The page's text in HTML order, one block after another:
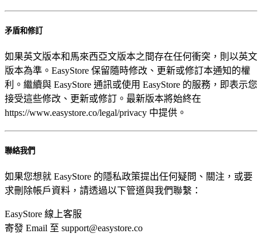
矛盾和修訂
如果英文版本和馬來西亞文版本之間存在任何衝突，則以英文
版本為準。EasyStore 保留隨時修改、更新或修訂本通知的權
利。繼續與 EasyStore 通訊或使用 EasyStore 的服務，即表示您
接受這些修改、更新或修訂。最新版本將始終在
https://www.easystore.co/legal/privacy 中提供。
聯絡我們
如果您想就 EasyStore 的隱私政策提出任何疑問、關注，或要
求刪除帳戶資料，請透過以下管道與我們聯繫：
EasyStore 線上客服
寄發 Email 至 support@easystore.co